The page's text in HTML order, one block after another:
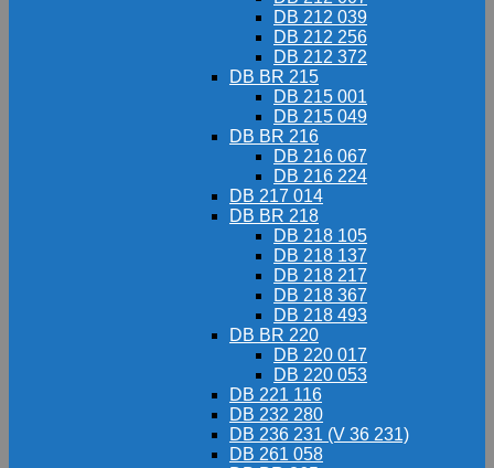
DB 212 039
DB 212 256
DB 212 372
DB BR 215
DB 215 001
DB 215 049
DB BR 216
DB 216 067
DB 216 224
DB 217 014
DB BR 218
DB 218 105
DB 218 137
DB 218 217
DB 218 367
DB 218 493
DB BR 220
DB 220 017
DB 220 053
DB 221 116
DB 232 280
DB 236 231 (V 36 231)
DB 261 058